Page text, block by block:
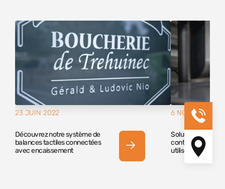
23 JUIN 2022
Découvrez notre système de
balances tactiles connectées
avec encaissement
6 NOV 2020
Solution de
contenants pour
utilisée en libre